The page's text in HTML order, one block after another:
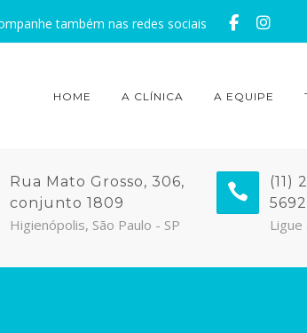
também nas redes sociais
HOME A CLÍNICA A EQUIPE
Rua Mato Grosso, 306,
conjunto 1809
Higienópolis, São Paulo - SP
(11)
5692